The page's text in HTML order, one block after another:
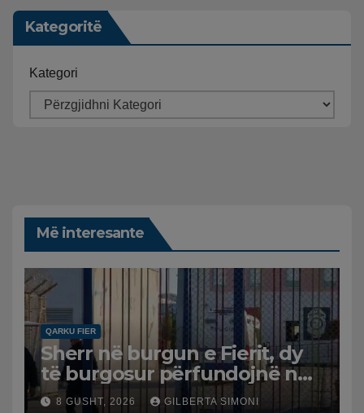
Kategoritë
Kategori
Më interesante
QARKU FIER
Sherr në burgun e Fierit, dy
të burgosur përfundojnë në
spital
8 GUSHT, 2026 GILBERTA SIMONI